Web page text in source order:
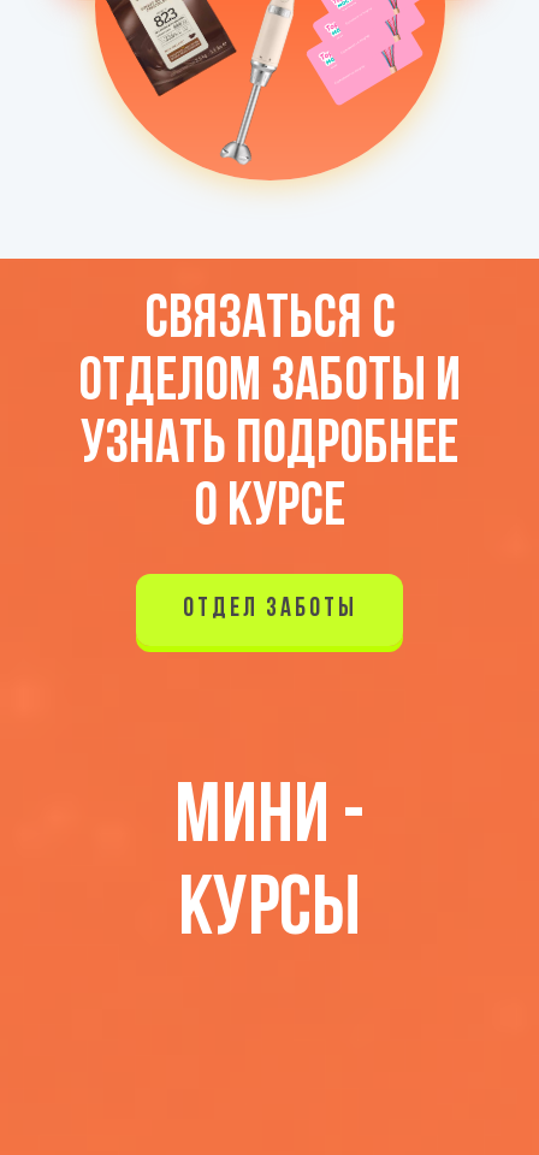
СВЯЗАТЬСЯ С
ОТДЕЛОМ ЗАБОТЫ И
УЗНАТЬ ПОДРОБНЕЕ
О КУРСЕ
ОТДЕЛ ЗАБОТЫ
МИНИ -
КУРСЫ